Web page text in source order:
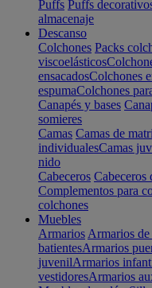
Puffs Puffs
almacenaje
Descanso
Colchones Packs
viscoelásticos
ensacadosColchones
espumaColchones
Canapés y bases
somieres
Camas Camas de
individualesCamas
nido
Cabeceros Cabeceros
Complementos para
colchones
Muebles
Armarios Armarios
batientesArmarios
juvenilArmarios
vestidoresArmarios